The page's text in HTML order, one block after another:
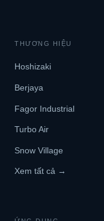
THƯƠNG HIỆU
Hoshizaki
Berjaya
Fagor Industrial
Turbo Air
Snow Village
Xem tất cả →